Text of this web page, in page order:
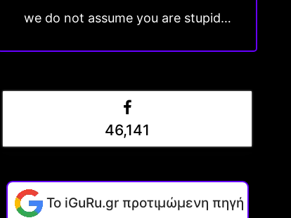
we do not assume you are stupid…
46,141
Το iGuRu.gr προτιμώμενη πηγή